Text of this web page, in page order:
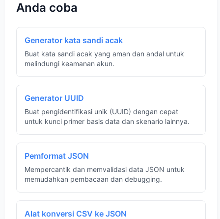
Anda coba
Generator kata sandi acak
Buat kata sandi acak yang aman dan andal untuk
melindungi keamanan akun.
Generator UUID
Buat pengidentifikasi unik (UUID) dengan cepat
untuk kunci primer basis data dan skenario lainnya.
Pemformat JSON
Mempercantik dan memvalidasi data JSON untuk
memudahkan pembacaan dan debugging.
Alat konversi CSV ke JSON